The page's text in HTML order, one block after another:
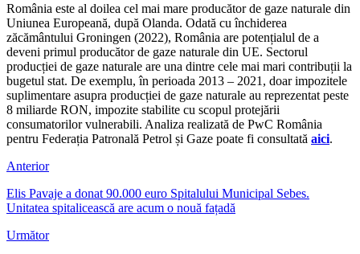
România este al doilea cel mai mare producător de gaze naturale din
Uniunea Europeană, după Olanda. Odată cu închiderea
zăcământului Groningen (2022), România are potențialul de a
deveni primul producător de gaze naturale din UE. Sectorul
producției de gaze naturale are una dintre cele mai mari contribuții la
bugetul stat. De exemplu, în perioada 2013 – 2021, doar impozitele
suplimentare asupra producției de gaze naturale au reprezentat peste
8 miliarde RON, impozite stabilite cu scopul protejării
consumatorilor vulnerabili. Analiza realizată de PwC România
pentru Federația Patronală Petrol și Gaze poate fi consultată aici.
Anterior
Elis Pavaje a donat 90.000 euro Spitalului Municipal Sebes.
Unitatea spitalicească are acum o nouă fațadă
Următor